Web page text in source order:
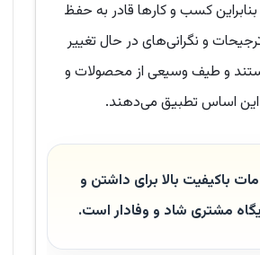
کسب و کارها قادر به حفظ
و نگرانی‌های در حال تغییر
و طیف وسیعی از محصولات و
این اساس تطبیق می‌دهند.
باکیفیت بالا برای داشتن و
مشتری شاد و وفادار است.